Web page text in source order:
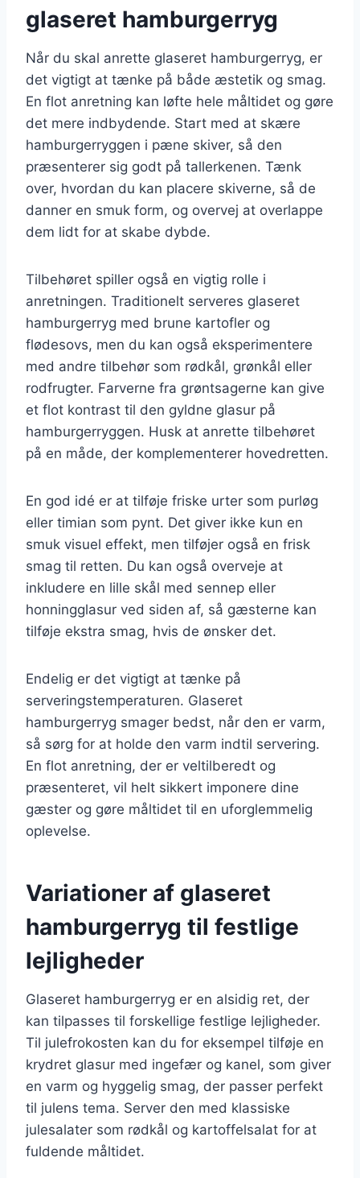
glaseret hamburgerryg
Når du skal anrette glaseret hamburgerryg, er
det vigtigt at tænke på både æstetik og smag.
En flot anretning kan løfte hele måltidet og gøre
det mere indbydende. Start med at skære
hamburgerryggen i pæne skiver, så den
præsenterer sig godt på tallerkenen. Tænk
over, hvordan du kan placere skiverne, så de
danner en smuk form, og overvej at overlappe
dem lidt for at skabe dybde.
Tilbehøret spiller også en vigtig rolle i
anretningen. Traditionelt serveres glaseret
hamburgerryg med brune kartofler og
flødesovs, men du kan også eksperimentere
med andre tilbehør som rødkål, grønkål eller
rodfrugter. Farverne fra grøntsagerne kan give
et flot kontrast til den gyldne glasur på
hamburgerryggen. Husk at anrette tilbehøret
på en måde, der komplementerer hovedretten.
En god idé er at tilføje friske urter som purløg
eller timian som pynt. Det giver ikke kun en
smuk visuel effekt, men tilføjer også en frisk
smag til retten. Du kan også overveje at
inkludere en lille skål med sennep eller
honningglasur ved siden af, så gæsterne kan
tilføje ekstra smag, hvis de ønsker det.
Endelig er det vigtigt at tænke på
serveringstemperaturen. Glaseret
hamburgerryg smager bedst, når den er varm,
så sørg for at holde den varm indtil servering.
En flot anretning, der er veltilberedt og
præsenteret, vil helt sikkert imponere dine
gæster og gøre måltidet til en uforglemmelig
oplevelse.
Variationer af glaseret
hamburgerryg til festlige
lejligheder
Glaseret hamburgerryg er en alsidig ret, der
kan tilpasses til forskellige festlige lejligheder.
Til julefrokosten kan du for eksempel tilføje en
krydret glasur med ingefær og kanel, som giver
en varm og hyggelig smag, der passer perfekt
til julens tema. Server den med klassiske
julesalater som rødkål og kartoffelsalat for at
fuldende måltidet.